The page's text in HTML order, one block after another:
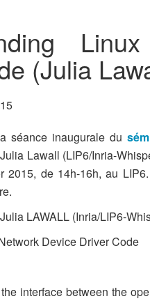
(Julia
séance inaugurale du
Lawall (LIP6/Inria-
2015, de 14h-16h, au
LAWALL (Inria/LIP6-
Device Driver Code
interface between the